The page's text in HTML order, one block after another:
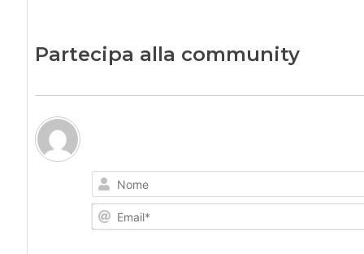
Partecipa alla community